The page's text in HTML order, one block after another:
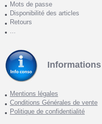
Mots de passe
Disponibilité des articles
Retours
...
Informations
Mentions légales
Conditions Générales de vente
Politique de confidentialité